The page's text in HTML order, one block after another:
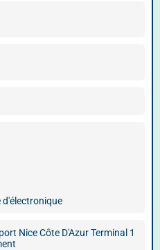
Nice Côte D'Azur Terminal 1